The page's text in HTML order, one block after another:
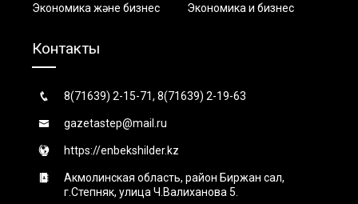
Экономика және бизнес Экономика и бизнес
Контакты
8(71639) 2-15-71, 8(71639) 2-19-63
gazetastep@mail.ru
https://enbekshilder.kz
Акмолинская область, район Биржан сал,
г.Степняк, улица Ч.Валиханова 5.